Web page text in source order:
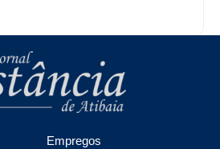
Empregos